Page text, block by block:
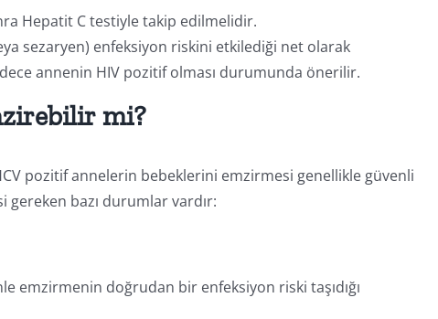
Hepatit C testiyle takip edilmelidir.
sezaryen) enfeksiyon riskini etkilediği net olarak
annenin HIV pozitif olması durumunda önerilir.
mi?
pozitif annelerin bebeklerini emzirmesi genellikle güvenli
gereken bazı durumlar vardır:
emzirmenin doğrudan bir enfeksiyon riski taşıdığı